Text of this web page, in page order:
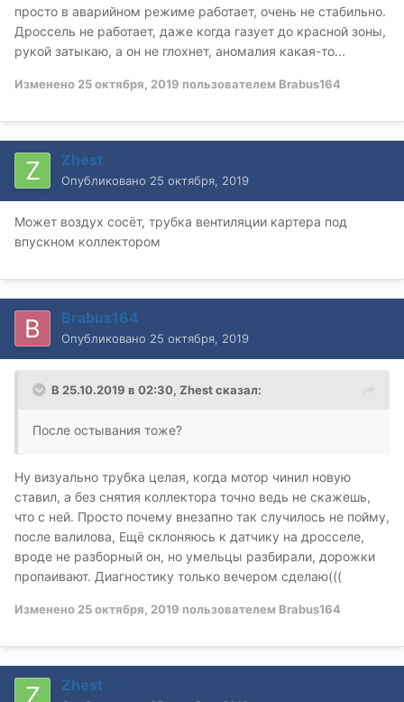
просто в аварийном режиме работает, очень не стабильно.
Дроссель не работает, даже когда газует до красной зоны,
рукой затыкаю, а он не глохнет, аномалия какая-то...
Изменено 25 октября, 2019 пользователем Brabus164
Zhest
Опубликовано 25 октября, 2019
Может воздух сосёт, трубка вентиляции картера под
впускном коллектором
Brabus164
Опубликовано 25 октября, 2019
В 25.10.2019 в 02:30, Zhestсказал:
После остывания тоже?
Ну визуально трубка целая, когда мотор чинил новую
ставил, а без снятия коллектора точно ведь не скажешь,
что с ней. Просто почему внезапно так случилось не пойму,
после валилова, Ещё склоняюсь к датчику на дросселе,
вроде не разборный он, но умельцы разбирали, дорожки
пропаивают. Диагностику только вечером сделаю(((
Изменено 25 октября, 2019 пользователем Brabus164
Zhest